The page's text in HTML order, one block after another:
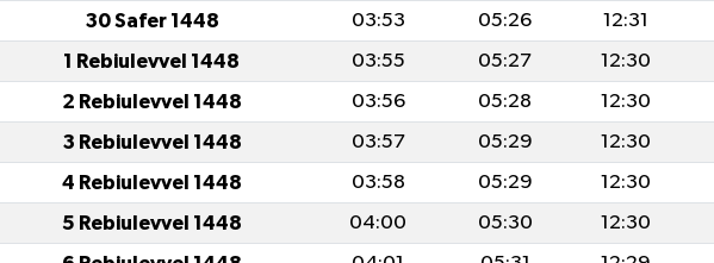
30 Safer 1448 03:53 05:26 12:31
1 Rebiulevvel 1448 03:55 05:27 12:30
2 Rebiulevvel 1448 03:56 05:28 12:30
3 Rebiulevvel 1448 03:57 05:29 12:30
4 Rebiulevvel 1448 03:58 05:29 12:30
5 Rebiulevvel 1448 04:00 05:30 12:30